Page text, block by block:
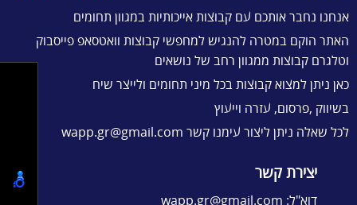
אנחנו נחבר אותכם עם קבוצות אייכותיות במגוון תחומים
האתר הוקם במטרה להנגיש למחפשי קבוצות וואטסאפ פייסבוק
וטלגרם קבוצות ממגוון רחב של נושאים
כאן ניתן למצוא קבוצות בכל מיני תחומים ולייצר שיח
בשיווק ,פרסום, עזרה וייעוץ
לכל שאלה ניתן ליצור עימנו קשר wapp.gr@gmail.com
יצירת קשר
דוא"ל: wapp.gr@gmail.com